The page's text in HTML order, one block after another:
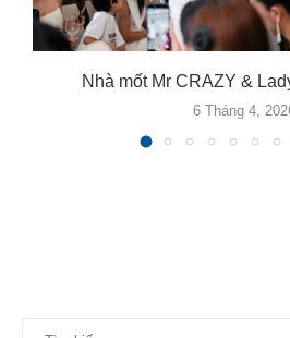
Nhà mốt Mr CRAZY &
6 Tháng 4,